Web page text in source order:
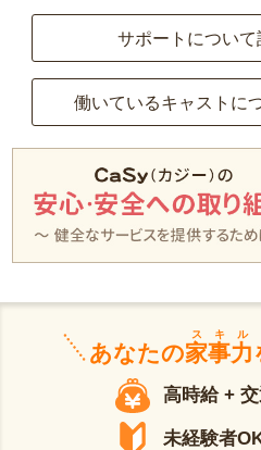
サポートについて
働いているキャストに
あなたの家事力
スキル
高時給 +
未経験者